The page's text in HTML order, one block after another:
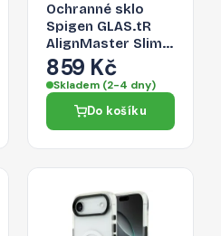
Ochranné sklo
Spigen GLAS.tR
AlignMaster Slim
3-Pack pro iPhone
17 - transparentní
859 Kč
Skladem (2-4 dny)
Do košíku